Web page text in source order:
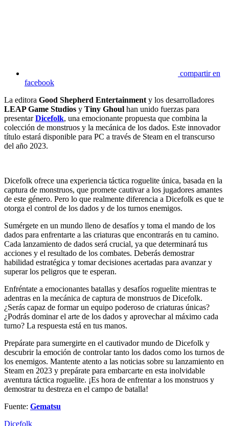
compartir en
facebook
La editora Good Shepherd Entertainment y los desarrolladores
LEAP Game Studios y Tiny Ghoul han unido fuerzas para
presentarDicefolk, una emocionante propuesta que combina la
colección de monstruos y la mecánica de los dados. Este innovador
título estará disponible para PC a través de Steam en el transcurso
del año 2023.
Dicefolk ofrece una experiencia táctica roguelite única, basada en la
captura de monstruos, que promete cautivar a los jugadores amantes
de este género. Pero lo que realmente diferencia a Dicefolk es que te
otorga el control de los dados y de los turnos enemigos.
Sumérgete en un mundo lleno de desafíos y toma el mando de los
dados para enfrentarte a las criaturas que encontrarás en tu camino.
Cada lanzamiento de dados será crucial, ya que determinará tus
acciones y el resultado de los combates. Deberás demostrar
habilidad estratégica y tomar decisiones acertadas para avanzar y
superar los peligros que te esperan.
Enfréntate a emocionantes batallas y desafíos roguelite mientras te
adentras en la mecánica de captura de monstruos de Dicefolk.
¿Serás capaz de formar un equipo poderoso de criaturas únicas?
¿Podrás dominar el arte de los dados y aprovechar al máximo cada
turno? La respuesta está en tus manos.
Prepárate para sumergirte en el cautivador mundo de Dicefolk y
descubrir la emoción de controlar tanto los dados como los turnos de
los enemigos. Mantente atento a las noticias sobre su lanzamiento en
Steam en 2023 y prepárate para embarcarte en esta inolvidable
aventura táctica roguelite. ¡Es hora de enfrentar a los monstruos y
demostrar tu destreza en el campo de batalla!
Fuente: Gematsu
Dicefolk